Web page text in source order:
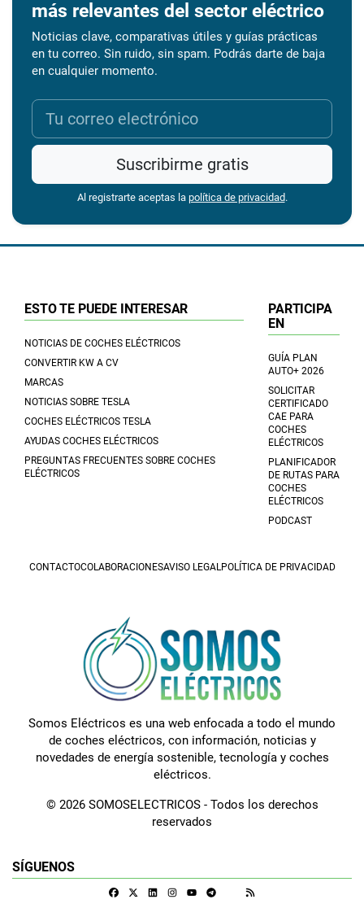
más relevantes del sector eléctrico
Noticias clave, comparativas útiles y guías prácticas
en tu correo. Sin ruido, sin spam. Podrás darte de baja
en cualquier momento.
Suscribirme gratis
Al registrarte aceptas la política de privacidad.
ESTO TE PUEDE INTERESAR
NOTICIAS DE COCHES ELÉCTRICOS
CONVERTIR KW A CV
MARCAS
NOTICIAS SOBRE TESLA
COCHES ELÉCTRICOS TESLA
AYUDAS COCHES ELÉCTRICOS
PREGUNTAS FRECUENTES SOBRE COCHES
ELÉCTRICOS
PARTICIPA
EN
GUÍA PLAN
AUTO+ 2026
SOLICITAR
CERTIFICADO
CAE PARA
COCHES
ELÉCTRICOS
PLANIFICADOR
DE RUTAS PARA
COCHES
ELÉCTRICOS
PODCAST
CONTACTOCOLABORACIONESAVISO LEGALPOLÍTICA DE PRIVACIDAD
Somos Eléctricos es una web enfocada a todo el mundo
de coches eléctricos, con información, noticias y
novedades de energía sostenible, tecnología y coches
eléctricos.
© 2026 SOMOSELECTRICOS - Todos los derechos
reservados
SÍGUENOS
FacebookLinkedinInstagramTelegram
Google Discover